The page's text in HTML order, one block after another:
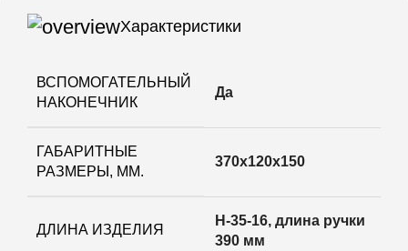
Характеристики
ВСПОМОГАТЕЛЬНЫЙ
НАКОНЕЧНИК
Да
ГАБАРИТНЫЕ
РАЗМЕРЫ, ММ.
370х120х150
ДЛИНА ИЗДЕЛИЯ
H-35-16, длина ручки
390 мм